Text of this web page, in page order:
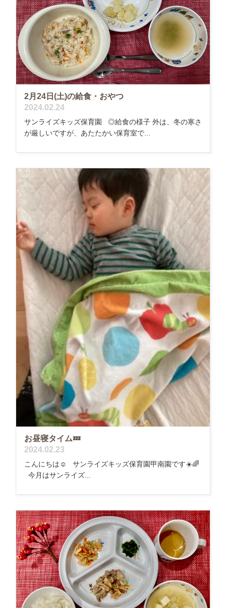
2月24日(土)の給食・おやつ
2024.02.24
サンライズキッズ保育園 ◎給食の様子 外は、冬の寒さ
が厳しいですが、あたたかい保育室で...
お昼寝タイム💤
2024.02.23
こんにちは☺️ サンライズキッズ保育園甲南園です☀️🌈
今月はサンライズ...